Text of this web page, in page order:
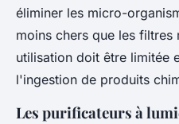
éliminer les micro-
moins chers que les filtres
utilisation doit être limitée
l'ingestion de produits
Les purificateurs à